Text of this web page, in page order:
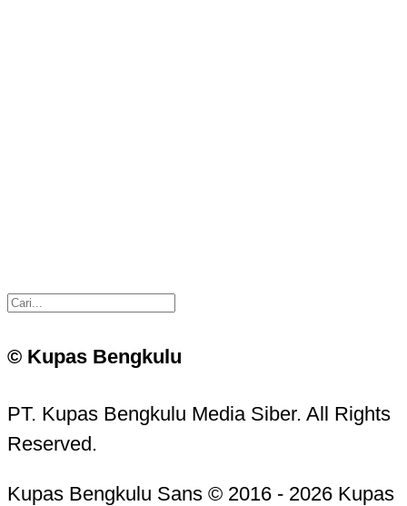
© Kupas Bengkulu
PT. Kupas Bengkulu Media Siber. All Rights
Reserved.
Kupas Bengkulu Sans © 2016 - 2026 Kupas